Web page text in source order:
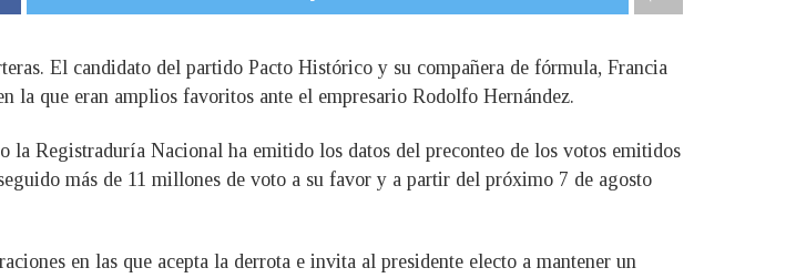
El candidato del partido Pacto Histórico y su compañera de fórmula, Francia
la que eran amplios favoritos ante el empresario Rodolfo Hernández.
la Registraduría Nacional ha emitido los datos del preconteo de los votos emitidos
más de 11 millones de voto a su favor y a partir del próximo 7 de agosto
en las que acepta la derrota e invita al presidente electo a mantener un